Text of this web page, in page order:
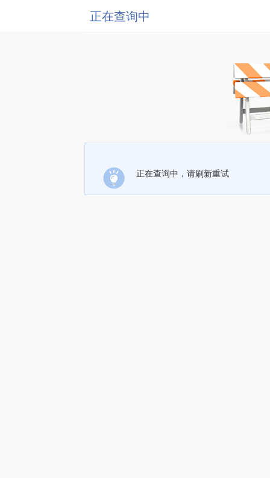
正在查询中
正在查询中，请刷新重试